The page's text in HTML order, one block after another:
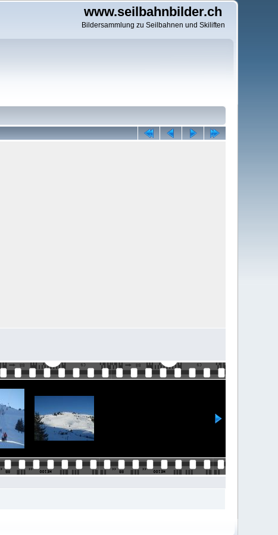
www.seilbahnbilder.ch
Bildersammlung zu Seilbahnen und Skiliften